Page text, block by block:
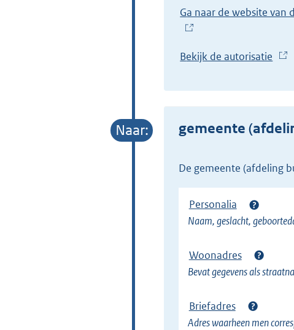
Ga naar de website
x
e
n
l
Bekijk de autorisatie
x
t
e
e
l
n
gemeente
de gemeente (afdeling
Personalia
Naam, geslacht,
Woonadres
Bevat gegevens als
Briefadres
Adres waarheen men